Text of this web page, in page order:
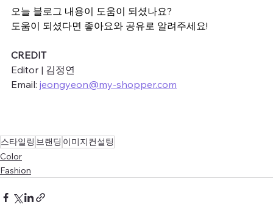
오늘 블로그 내용이 도움이 되셨나요?
도움이 되셨다면 좋아요와 공유로 알려주세요!
CREDIT
Editor | 김정연
Email: jeongyeon@my-shopper.com
스타일링 브랜딩 이미지컨설팅
Color
Fashion